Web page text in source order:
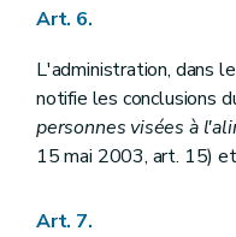
Art. 6.
L'administration, dans
notifie les conclusions
personnes visées à
15 mai 2003, art. 15)
Art. 7.